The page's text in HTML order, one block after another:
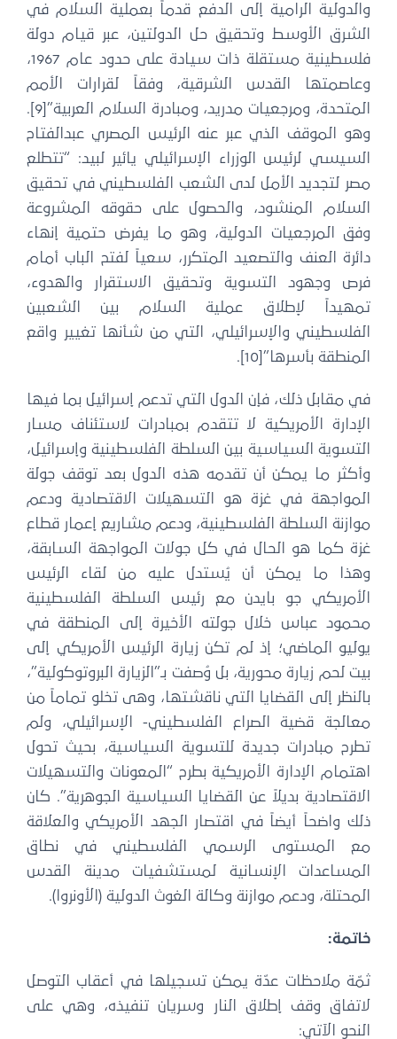
والدولية الرامية إلى الدفع قدماً بعملية السلام في
الشرق الأوسط وتحقيق حل الدولتين، عبر قيام دولة
فلسطينية مستقلة ذات سيادة على حدود عام 1967،
وعاصمتها القدس الشرقية، وفقاً لقرارات الأمم
المتحدة، ومرجعيات مدريد، ومبادرة السلام العربية”[9].
وهو الموقف الذي عبر عنه الرئيس المصري عبدالفتاح
السيسي لرئيس الوزراء الإسرائيلي يائير لبيد: “تتطلع
مصر لتجديد الأمل لدى الشعب الفلسطيني في تحقيق
السلام المنشود، والحصول على حقوقه المشروعة
وفق المرجعيات الدولية، وهو ما يفرض حتمية إنهاء
دائرة العنف والتصعيد المتكرر، سعياً لفتح الباب أمام
فرص وجهود التسوية وتحقيق الاستقرار والهدوء،
تمهيداً لإطلاق عملية السلام بين الشعبين
الفلسطيني والإسرائيلي، التي من شأنها تغيير واقع
المنطقة بأسرها”[10].
في مقابل ذلك، فإن الدول التي تدعم إسرائيل بما فيها
الإدارة الأمريكية لا تتقدم بمبادرات لاستئناف مسار
التسوية السياسية بين السلطة الفلسطينية وإسرائيل،
وأكثر ما يمكن أن تقدمه هذه الدول بعد توقف جولة
المواجهة في غزة هو التسهيلات الاقتصادية ودعم
موازنة السلطة الفلسطينية، ودعم مشاريع إعمار قطاع
غزة كما هو الحال في كل جولات المواجهة السابقة،
وهذا ما يمكن أن يُستدل عليه من لقاء الرئيس
الأمريكي جو بايدن مع رئيس السلطة الفلسطينية
محمود عباس خلال جولته الأخيرة إلى المنطقة في
يوليو الماضي؛ إذ لم تكن زيارة الرئيس الأمريكي إلى
بيت لحم زيارة محورية، بل وُصفت بـ”الزيارة البروتوكولية”،
بالنظر إلى القضايا التي ناقشتها، وهى تخلو تماماً من
معالجة قضية الصراع الفلسطيني- الإسرائيلي، ولم
تطرح مبادرات جديدة للتسوية السياسية، بحيث تحول
اهتمام الإدارة الأمريكية بطرح “المعونات والتسهيلات
الاقتصادية بديلاً عن القضايا السياسية الجوهرية”. كان
ذلك واضحاً أيضاً في اقتصار الجهد الأمريكي والعلاقة
مع المستوى الرسمي الفلسطيني في نطاق
المساعدات الإنسانية لمستشفيات مدينة القدس
المحتلة، ودعم موازنة وكالة الغوث الدولية (الأونروا).
خاتمة:
ثمّة ملاحظات عدّة يمكن تسجيلها في أعقاب التوصل
لاتفاق وقف إطلاق النار وسريان تنفيذه، وهي على
النحو الآتي: